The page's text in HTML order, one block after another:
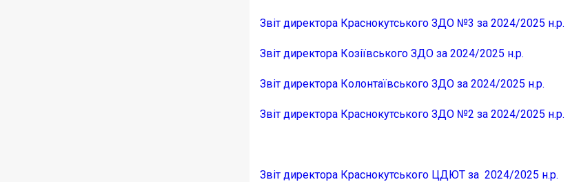
Звіт директора Краснокутського ЗДО №3 за 2024/2025 н.р.
Звіт директора Козіївського ЗДО за 2024/2025 н.р.
Звіт директора Колонтаївського ЗДО за 2024/2025 н.р.
Звіт директора Краснокутського ЗДО №2 за 2024/2025 н.р.
Звіт директора Краснокутського ЦДЮТ за 2024/2025 н.р.